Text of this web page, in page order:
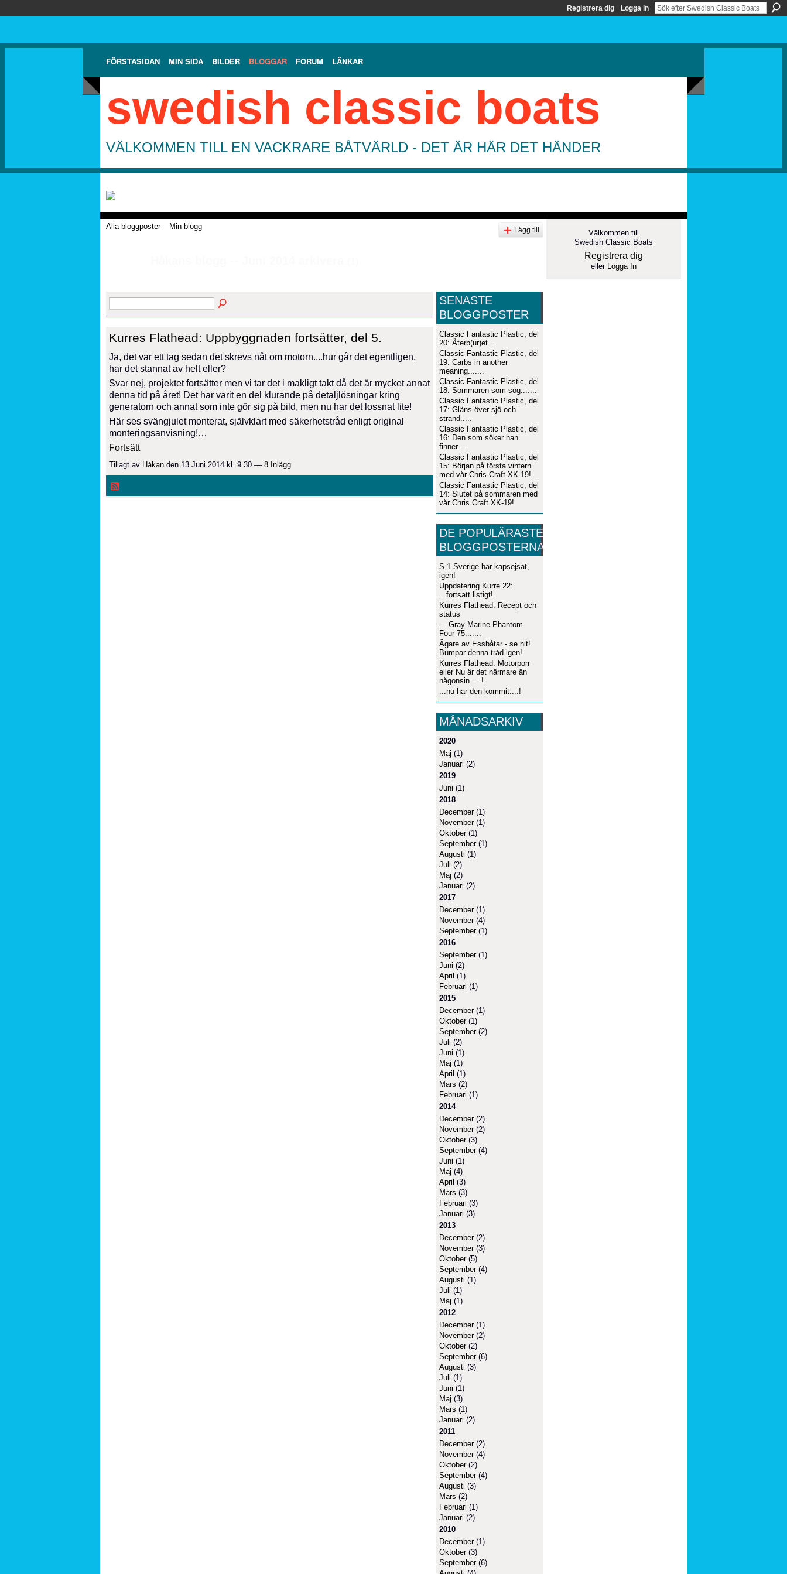
Registrera dig Logga in
FÖRSTASIDAN MIN SIDA BILDER BLOGGAR FORUM LÄNKAR
swedish classic boats
VÄLKOMMEN TILL EN VACKRARE BÅTVÄRLD - DET ÄR HÄR DET HÄNDER
Alla bloggposter Min blogg Lägg till
Kurres Flathead: Uppbyggnaden fortsätter, del 5.
Ja, det var ett tag sedan det skrevs nåt om motorn....hur går det egentligen,
har det stannat av helt eller?
Svar nej, projektet fortsätter men vi tar det i makligt takt då det är mycket annat
denna tid på året! Det har varit en del klurande på detaljlösningar kring
generatorn och annat som inte gör sig på bild, men nu har det lossnat lite!
Här ses svängjulet monterat, självklart med säkerhetstråd enligt original
monteringsanvisning!…
Fortsätt
Tillagt av Håkan den 13 Juni 2014 kl. 9.30 — 8 Inlägg
SENASTE
BLOGGPOSTER
Classic Fantastic Plastic, del
20: Återb(ur)et....
Classic Fantastic Plastic, del
19: Carbs in another
meaning.......
Classic Fantastic Plastic, del
18: Sommaren som sög.......
Classic Fantastic Plastic, del
17: Gläns över sjö och
strand.....
Classic Fantastic Plastic, del
16: Den som söker han
finner.....
Classic Fantastic Plastic, del
15: Början på första vintern
med vår Chris Craft XK-19!
Classic Fantastic Plastic, del
14: Slutet på sommaren med
vår Chris Craft XK-19!
DE POPULÄRASTE
BLOGGPOSTERNA
S-1 Sverige har kapsejsat,
igen!
Uppdatering Kurre 22:
...fortsatt listigt!
Kurres Flathead: Recept och
status
....Gray Marine Phantom
Four-75.......
Ägare av Essbåtar - se hit!
Bumpar denna tråd igen!
Kurres Flathead: Motorporr
eller Nu är det närmare än
någonsin.....!
...nu har den kommit....!
MÅNADSARKIV
2020
Maj (1)
Januari (2)
2019
Juni (1)
2018
December(1)
November(1)
Oktober(1)
September(1)
Augusti (1)
Juli (2)
Maj (2)
Januari (2)
2017
December(1)
November(4)
September(1)
2016
September(1)
Juni (2)
April (1)
Februari (1)
2015
December(1)
Oktober(1)
September(2)
Juli (2)
Juni (1)
Maj (1)
April (1)
Mars (2)
Februari (1)
2014
December(2)
November(2)
Oktober(3)
September(4)
Juni (1)
Maj (4)
April (3)
Mars (3)
Februari (3)
Januari (3)
2013
December(2)
November(3)
Oktober(5)
September(4)
Augusti (1)
Juli (1)
Maj (1)
2012
December(1)
November(2)
Oktober(2)
September(6)
Augusti (3)
Juli (1)
Juni (1)
Maj (3)
Mars (1)
Januari (2)
2011
December(2)
November(4)
Oktober(2)
September(4)
Augusti (3)
Mars (2)
Februari (1)
Januari (2)
2010
December(1)
Oktober(3)
September(6)
Välkommen till
Swedish Classic Boats
Registrera dig
eller Logga In